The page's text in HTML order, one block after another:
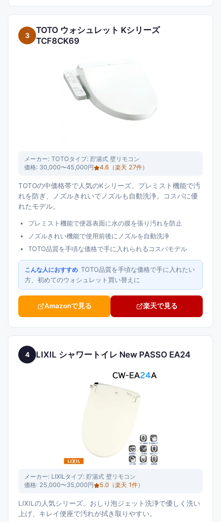
3
TOTO ウォシュレット Kシリーズ
TCF8CK69
メーカー: TOTOタイプ: 貯湯式 壁リモコン
価格: 30,000〜45,000円 4.6 （楽天 27件）
TOTOの中価格帯で人気のKシリーズ。プレミスト機能で汚
れを防ぎ、ノズルきれいでノズルも自動洗浄。コスパに優
れたモデル。
プレミスト機能で便器表面に水の膜を張り汚れを防止
ノズルきれい機能で使用前後にノズルを自動洗浄
TOTO品質を手頃な価格で手に入れられるコスパモデル
こんな人におすすめ TOTO品質を手頃な価格で手に入れたい
方、初めてのウォシュレット買い替えに
Amazonで見る 楽天で見る
4 LIXIL シャワートイレ New PASSO EA24
メーカー: LIXILタイプ: 貯湯式 壁リモコン
価格: 25,000〜35,000円 5.0 （楽天 1件）
LIXILの人気シリーズ。おしり泡ジェット洗浄で優しく洗い
上げ、キレイ便座で汚れが拭き取りやすい。